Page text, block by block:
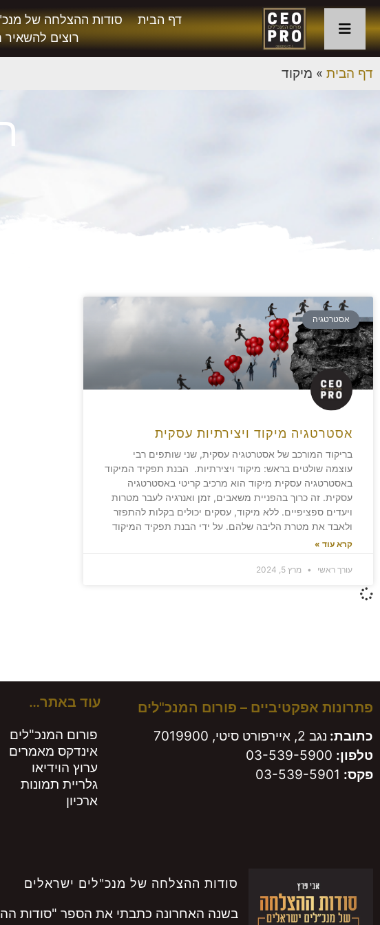
דף הבית סודות ההצלחה של
רוצים להשאיר
דף הבית » מיקוד
אסטרטגיה
אסטרטגיה מיקוד ויצירתיות עסקית
בריקוד המורכב של אסטרטגיה עסקית, שני שותפים רבי
עוצמה שולטים בראש: מיקוד ויצירתיות. הבנת תפקיד המיקוד
באסטרטגיה עסקית מיקוד הוא מרכיב קריטי באסטרטגיה
עסקית. זה כרוך בהפניית משאבים, זמן ואנרגיה לעבר מטרות
ויעדים ספציפיים. ללא מיקוד, עסקים יכולים בקלות להתפזר
ולאבד את מטרת הליבה שלהם. על ידי הבנת תפקיד המיקוד
קרא עוד »
עורך ראשי מרץ 5, 2024
פתרונות אפקטיביים – פורום המנכ"לים
כתובת: נגב 2, איירפורט סיטי, 7019900
טלפון: 03-539-5900
פקס:
עוד באתר…
פורום המנכ"לים
אינדקס מאמרים
ערוץ הוידיאו
גלריית תמונות
ארכיון
סודות ההצלחה של מנכ"לים ישראלים
בשנה האחרונה כתבתי את הספר "סודות